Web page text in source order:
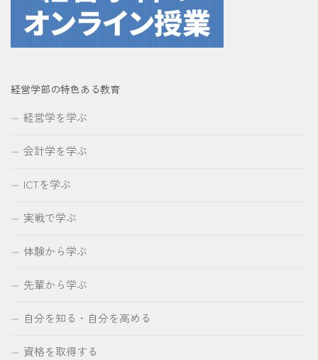
経営学部の特色ある教育
経営学を学ぶ
会計学を学ぶ
ICTを学ぶ
実戦で学ぶ
体験から学ぶ
先輩から学ぶ
自分を知る・自分を高める
資格を取得する